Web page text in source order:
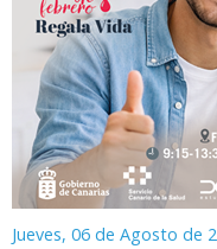
Jueves, 06 de Agosto de